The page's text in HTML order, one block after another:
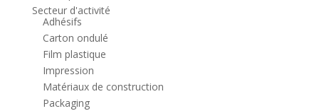
Secteur d'activité
Adhésifs
Carton ondulé
Film plastique
Impression
Matériaux de construction
Packaging